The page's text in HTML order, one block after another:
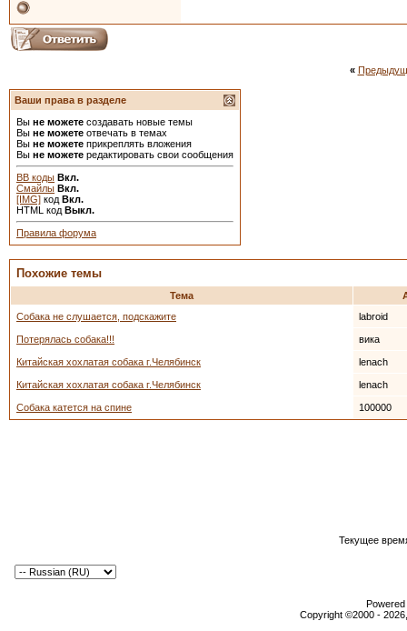
«
Ваши права в разделе
Вы не можете создавать новые темы
Вы не можете отвечать в темах
Вы не можете прикреплять вложения
Вы не можете редактировать свои сообщения
BB коды Вкл.
Смайлы Вкл.
[IMG] код Вкл.
HTML код Выкл.
Правила форума
Похожие темы
Тема
Собака не слушается, подскажите
labroid
Потерялась собака!!! вика
Китайская хохлатая собака г.Челябинск lenach
Китайская хохлатая собака г.Челябинск lenach
Собака катется на спине 100000
Текущее
Copyright ©2000 -